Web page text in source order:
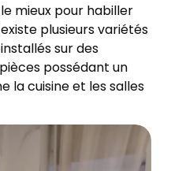
mieux pour habiller
plusieurs variétés
sur des
possédant un
la cuisine et les salles